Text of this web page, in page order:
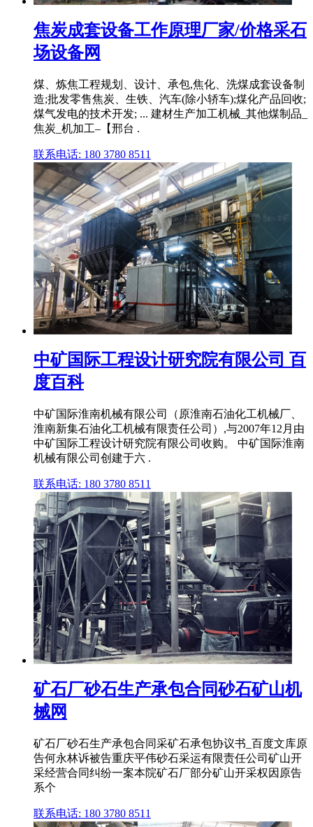
焦炭成套设备工作原理厂家/价格采石
场设备网
煤、炼焦工程规划、设计、承包,焦化、洗煤成套设备制
造;批发零售焦炭、生铁、汽车(除小轿车);煤化产品回收;
煤气发电的技术开发; ... 建材生产加工机械_其他煤制品_
焦炭_机加工–【邢台 .
联系电话: 180 3780 8511
中矿国际工程设计研究院有限公司 百
度百科
中矿国际淮南机械有限公司（原淮南石油化工机械厂、
淮南新集石油化工机械有限责任公司）,与2007年12月由
中矿国际工程设计研究院有限公司收购。 中矿国际淮南
机械有限公司创建于六 .
联系电话: 180 3780 8511
矿石厂砂石生产承包合同砂石矿山机
械网
矿石厂砂石生产承包合同采矿石承包协议书_百度文库原
告何永林诉被告重庆平伟砂石采运有限责任公司矿山开
采经营合同纠纷一案本院矿石厂部分矿山开采权因原告
系个
联系电话: 180 3780 8511